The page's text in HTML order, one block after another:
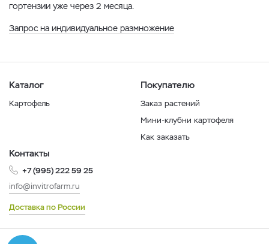
гортензии уже через 2 месяца.
Запрос на индивидуальное размножение
Каталог
Картофель
Покупателю
Заказ растений
Мини-клубни картофеля
Как заказать
Контакты
+7 (995) 222 59 25
info@invitrofarm.ru
Доставка по России